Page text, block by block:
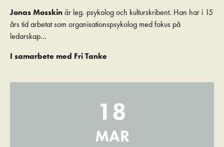
Jonas Mosskinär leg. psykolog och kulturskribent. Han har i 15
års tid arbetat som organisationspsykolog med fokus på
ledarskap…
I samarbete med Fri Tanke
18
MAR